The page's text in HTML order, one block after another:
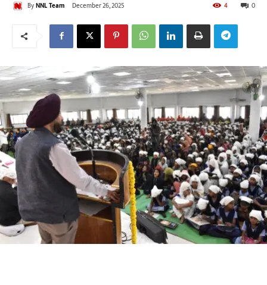
ByNNL Team December 26, 2025 0
4